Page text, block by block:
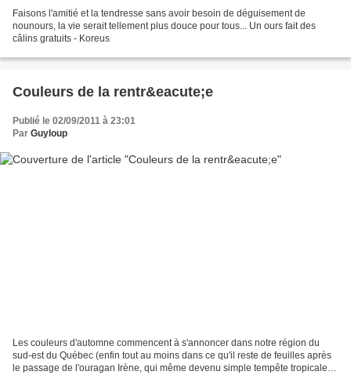
Faisons l'amitié et la tendresse sans avoir besoin de déguisement de
nounours, la vie serait tellement plus douce pour tous... Un ours fait des
câlins gratuits - Koreus
Couleurs de la rentr&eacute;e
Publié le 02/09/2011 à 23:01
Par Guyloup
Les couleurs d'automne commencent à s'annoncer dans notre région du
sud-est du Québec (enfin tout au moins dans ce qu'il reste de feuilles après
le passage de l'ouragan Irène, qui même devenu simple tempête tropicale, a